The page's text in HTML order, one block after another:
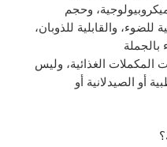
وحجم
والقابلية للذوبان،
الغذائية، وليس
الصيدلانية أو